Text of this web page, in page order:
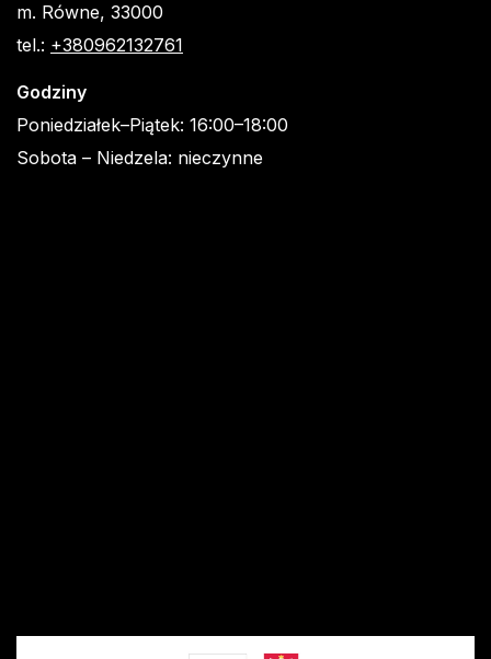
m. Równe, 33000
tel.: +380962132761
Godziny
Poniedziałek–Piątek: 16:00–18:00
Sobota – Niedzela: nieczynne